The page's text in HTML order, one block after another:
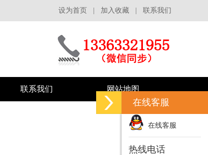
设为首页 加入收藏 联系我们
联系我们 网站地图
在线客服
在线客服
热线电话